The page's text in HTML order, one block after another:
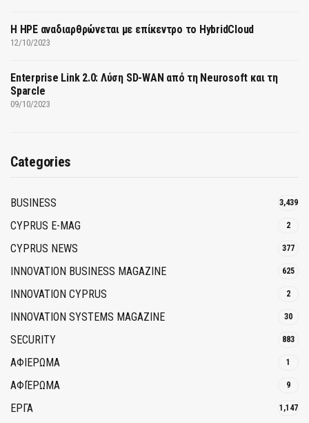
H HPE αναδιαρθρώνεται με επίκεντρο το HybridCloud
12/10/2023
Enterprise Link 2.0: Λύση SD-WAN από τη Neurosoft και τη
Sparcle
09/10/2023
Categories
BUSINESS 3,439
CYPRUS E-MAG 2
CYPRUS NEWS 377
INNOVATION BUSINESS MAGAZINE 625
INNOVATION CYPRUS 2
INNOVATION SYSTEMS MAGAZINE 30
SECURITY 883
ΑΦΙΕΡΩΜΑ 1
ΑΦΙΈΡΩΜΑ 9
ΕΡΓΑ 1,147